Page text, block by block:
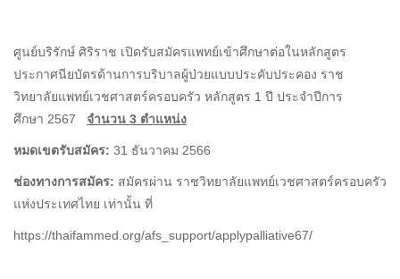
ศูนย์บริรักษ์ ศิริราช เปิดรับสมัครแพทย์เข้าศึกษาต่อในหลักสูตร
ประกาศนียบัตรด้านการบริบาลผู้ป่วยแบบประคับประคอง ราช
วิทยาลัยแพทย์เวชศาสตร์ครอบครัว หลักสูตร 1 ปี ประจำปีการ
ศึกษา 2567 จำนวน 3 ตำแหน่ง
หมดเขตรับสมัคร: 31 ธันวาคม 2566
ช่องทางการสมัคร: สมัครผ่าน ราชวิทยาลัยแพทย์เวชศาสตร์ครอบครัว
แห่งประเทศไทย เท่านั้น ที่
https://thaifammed.org/afs_support/applypalliative67/